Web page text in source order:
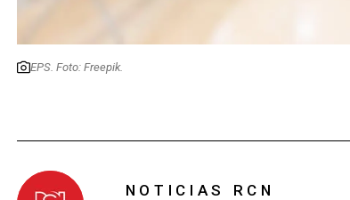
EPS. Foto: Freepik.
NOTICIAS RCN